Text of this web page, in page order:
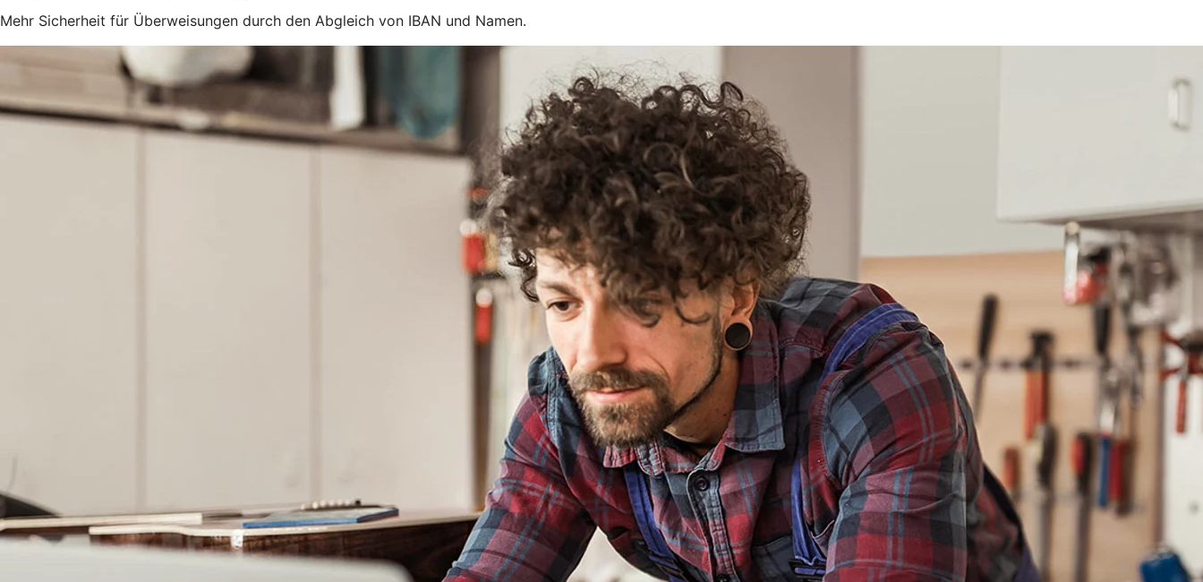
Mehr Sicherheit für Überweisungen durch den Abgleich von IBAN und Namen.